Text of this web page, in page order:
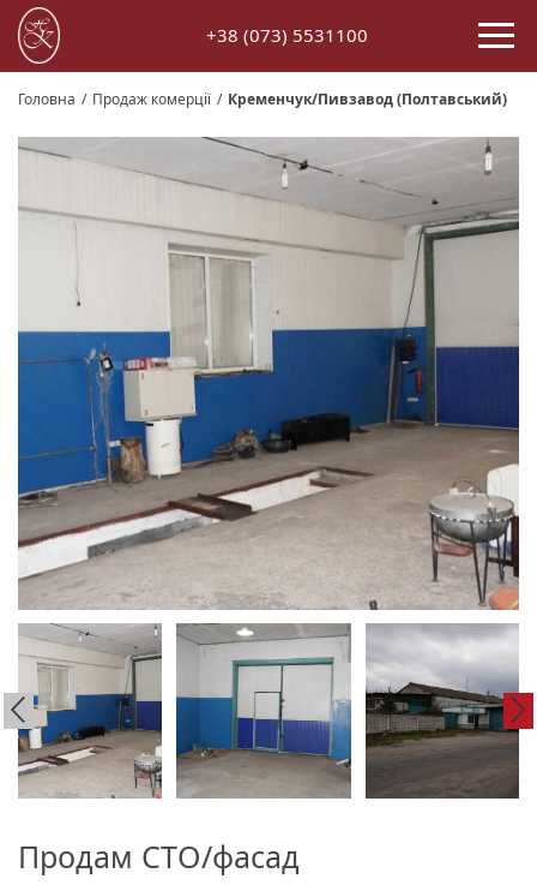
+38 (073) 5531100
Головна / Продаж комерції / Кременчук/Пивзавод (Полтавський)
Продам СТО/фасад